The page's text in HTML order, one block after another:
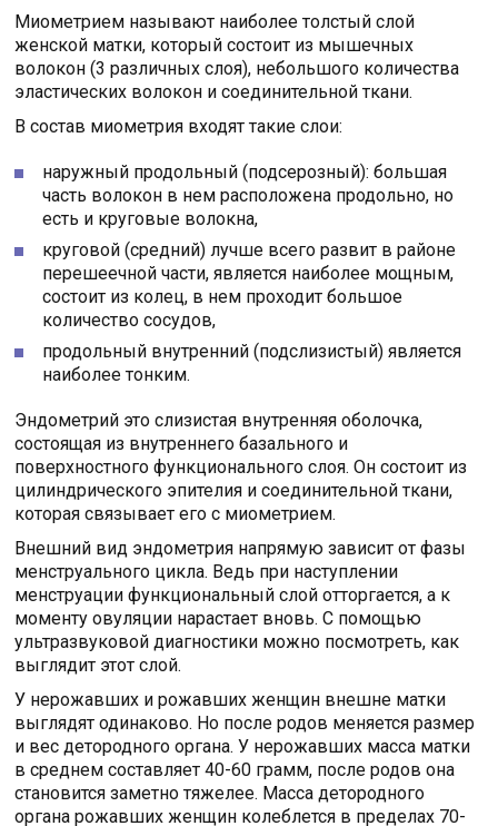
Миометрием называют наиболее толстый слой
женской матки, который состоит из мышечных
волокон (3 различных слоя), небольшого количества
эластических волокон и соединительной ткани.
В состав миометрия входят такие слои:
наружный продольный (подсерозный): большая
часть волокон в нем расположена продольно, но
есть и круговые волокна,
круговой (средний) лучше всего развит в районе
перешеечной части, является наиболее мощным,
состоит из колец, в нем проходит большое
количество сосудов,
продольный внутренний (подслизистый) является
наиболее тонким.
Эндометрий это слизистая внутренняя оболочка,
состоящая из внутреннего базального и
поверхностного функционального слоя. Он состоит из
цилиндрического эпителия и соединительной ткани,
которая связывает его с миометрием.
Внешний вид эндометрия напрямую зависит от фазы
менструального цикла. Ведь при наступлении
менструации функциональный слой отторгается, а к
моменту овуляции нарастает вновь. С помощью
ультразвуковой диагностики можно посмотреть, как
выглядит этот слой.
У нерожавших и рожавших женщин внешне матки
выглядят одинаково. Но после родов меняется размер
и вес детородного органа. У нерожавших масса матки
в среднем составляет 40-60 грамм, после родов она
становится заметно тяжелее. Масса детородного
органа рожавших женщин колеблется в пределах 70-